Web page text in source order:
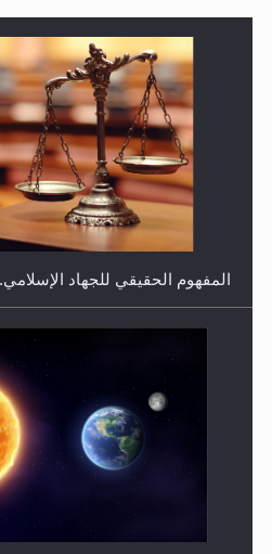
هل يجوز فتح مشروع كوافير
المحجبات؟
فتوى أمير المؤمنين الميرزا
المفهوم الحقيقي للجهاد